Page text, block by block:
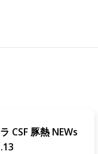
CSF 豚熱 NEWs